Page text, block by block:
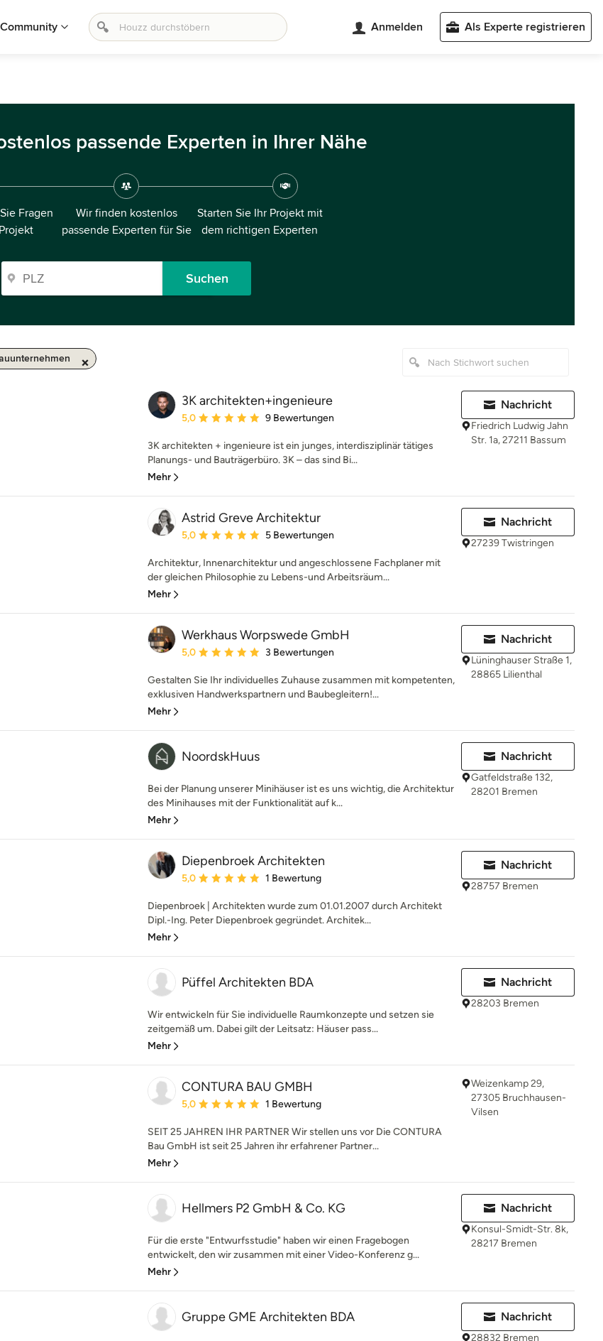
Community Anmelden Als Experte registrieren
passende Experten in Ihrer Nähe
Fragen
Wir finden kostenlos
passende Experten für Sie
Starten Sie Ihr Projekt mit
dem richtigen Experten
Suchen
3K architekten+ingenieure
Durchschnittliche Bewertung: 5 von 5 Sternen
5,0 9 Bewertungen
3K architekten + ingenieure ist ein junges, interdisziplinär tätiges
Planungs- und Bauträgerbüro. 3K – das sind Bi...
Mehr
Nachricht
Friedrich Ludwig Jahn
Str. 1a, 27211 Bassum
Astrid Greve Architektur
Durchschnittliche Bewertung: 5 von 5 Sternen
5,0 5 Bewertungen
Architektur, Innenarchitektur und angeschlossene Fachplaner mit
der gleichen Philosophie zu Lebens-und Arbeitsräum...
Mehr
Nachricht
27239 Twistringen
Werkhaus Worpswede GmbH
Durchschnittliche Bewertung: 5 von 5 Sternen
5,0 3 Bewertungen
Gestalten Sie Ihr individuelles Zuhause zusammen mit kompetenten,
exklusiven Handwerkspartnern und Baubegleitern!...
Mehr
Nachricht
Lüninghauser Straße 1,
28865 Lilienthal
NoordskHuus
Bei der Planung unserer Minihäuser ist es uns wichtig, die Architektur
des Minihauses mit der Funktionalität auf k...
Mehr
Nachricht
Gatfeldstraße 132,
28201 Bremen
Diepenbroek Architekten
Durchschnittliche Bewertung: 5 von 5 Sternen
5,0 1 Bewertung
Diepenbroek | Architekten wurde zum 01.01.2007 durch Architekt
Dipl.-Ing. Peter Diepenbroek gegründet. Architek...
Mehr
Nachricht
28757 Bremen
Püffel Architekten BDA
Wir entwickeln für Sie individuelle Raumkonzepte und setzen sie
zeitgemäß um. Dabei gilt der Leitsatz: Häuser pass...
Mehr
Nachricht
28203 Bremen
CONTURA BAU GMBH
Durchschnittliche Bewertung: 5 von 5 Sternen
5,0 1 Bewertung
SEIT 25 JAHREN IHR PARTNER Wir stellen uns vor Die CONTURA
Bau GmbH ist seit 25 Jahren ihr erfahrener Partner...
Mehr
Weizenkamp 29,
27305 Bruchhausen-
Vilsen
Hellmers P2 GmbH & Co. KG
Für die erste "Entwurfsstudie" haben wir einen Fragebogen
entwickelt, den wir zusammen mit einer Video-Konferenz g...
Mehr
Nachricht
Konsul-Smidt-Str. 8k,
28217 Bremen
Gruppe GME Architekten BDA Nachricht
28832 Bremen